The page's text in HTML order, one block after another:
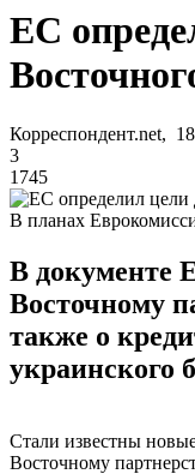
ЕС
Корреспондент.net,
3
1745
В планах
В документе
Восточному
также о
украинского
Стали известны
Восточному